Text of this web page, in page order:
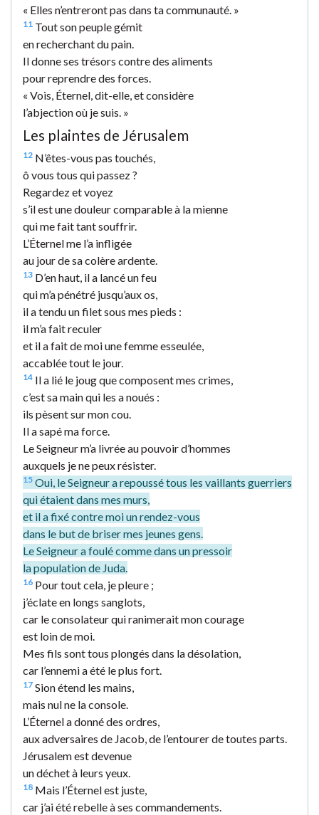
« Elles n’entreront pas dans ta communauté. »
11 Tout son peuple gémit
en recherchant du pain.
Il donne ses trésors contre des aliments
pour reprendre des forces.
« Vois, Éternel, dit-elle, et considère
l’abjection où je suis. »
Les plaintes de Jérusalem
12 N’êtes-vous pas touchés,
ô vous tous qui passez ?
Regardez et voyez
s’il est une douleur comparable à la mienne
qui me fait tant souffrir.
L’Éternel me l’a infligée
au jour de sa colère ardente.
13 D’en haut, il a lancé un feu
qui m’a pénétré jusqu’aux os,
il a tendu un filet sous mes pieds :
il m’a fait reculer
et il a fait de moi une femme esseulée,
accablée tout le jour.
14 Il a lié le joug que composent mes crimes,
c’est sa main qui les a noués :
ils pèsent sur mon cou.
Il a sapé ma force.
Le Seigneur m’a livrée au pouvoir d’hommes
auxquels je ne peux résister.
15 Oui, le Seigneur a repoussé tous les vaillants guerriers
qui étaient dans mes murs,
et il a fixé contre moi un rendez-vous
dans le but de briser mes jeunes gens.
Le Seigneur a foulé comme dans un pressoir
la population de Juda.
16 Pour tout cela, je pleure ;
j’éclate en longs sanglots,
car le consolateur qui ranimerait mon courage
est loin de moi.
Mes fils sont tous plongés dans la désolation,
car l’ennemi a été le plus fort.
17 Sion étend les mains,
mais nul ne la console.
L’Éternel a donné des ordres,
aux adversaires de Jacob, de l’entourer de toutes parts.
Jérusalem est devenue
un déchet à leurs yeux.
18 Mais l’Éternel est juste,
car j’ai été rebelle à ses commandements.